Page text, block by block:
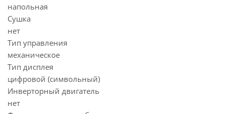
напольная
Сушка
нет
Тип управления
механическое
Тип дисплея
цифровой (символьный)
Инверторный двигатель
нет